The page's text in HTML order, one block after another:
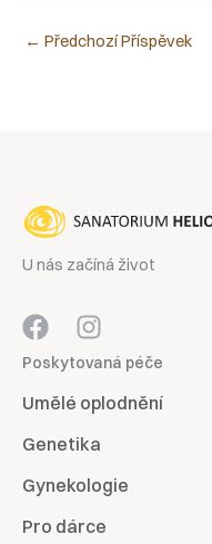
← Předchozí Příspěvek
U nás začíná život
Poskytovaná péče
Umělé oplodnění
Genetika
Gynekologie
Pro dárce